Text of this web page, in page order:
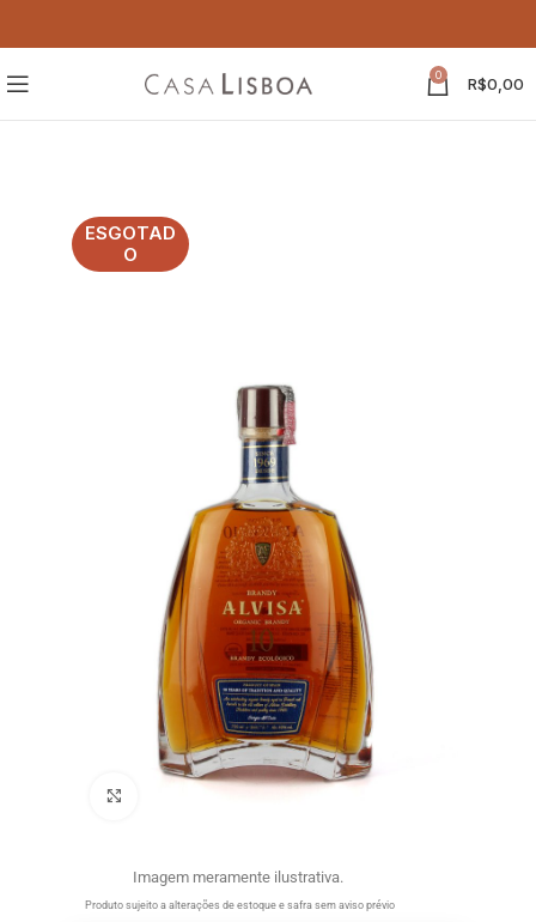
0 R$0,00
ESGOTAD
O
Imagem meramente ilustrativa.
Produto sujeito a alterações de estoque e safra sem aviso prévio